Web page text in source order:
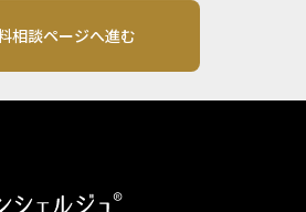
相談ページへ進む